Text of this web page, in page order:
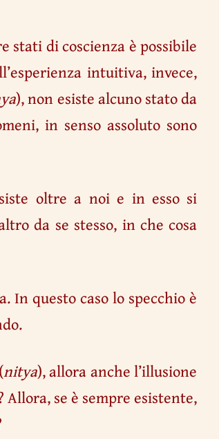
stati di coscienza è possibile
intuitiva, invece,
), non esiste alcuno stato da
in senso assoluto sono
oltre a noi e in esso si
da se stesso, in che cosa
In questo caso lo specchio è
nitya), allora anche l’illusione
se è sempre esistente,